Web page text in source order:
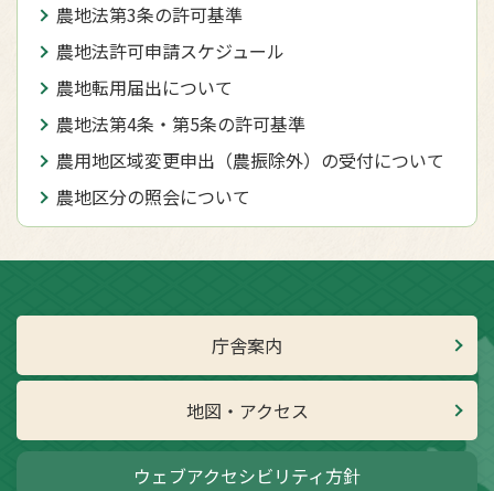
農地法第3条の許可基準
農地法許可申請スケジュール
農地転用届出について
農地法第4条・第5条の許可基準
農用地区域変更申出（農振除外）の受付について
農地区分の照会について
庁舎案内
地図・アクセス
ウェブアクセシビリティ方針